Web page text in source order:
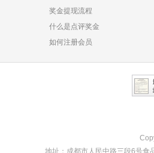
奖金提现流程
什么是点评奖金
如何注册会员
地址：成都市人民中路三段6号